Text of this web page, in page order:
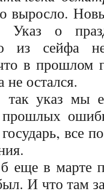
выросло.
Указ о
из сейфа
в прошлом
не остался.
так указ мы
прошлых
все
еще в марте
И что там